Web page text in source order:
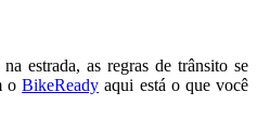
estrada, as regras de trânsito se
oBikeReady aqui está o que você